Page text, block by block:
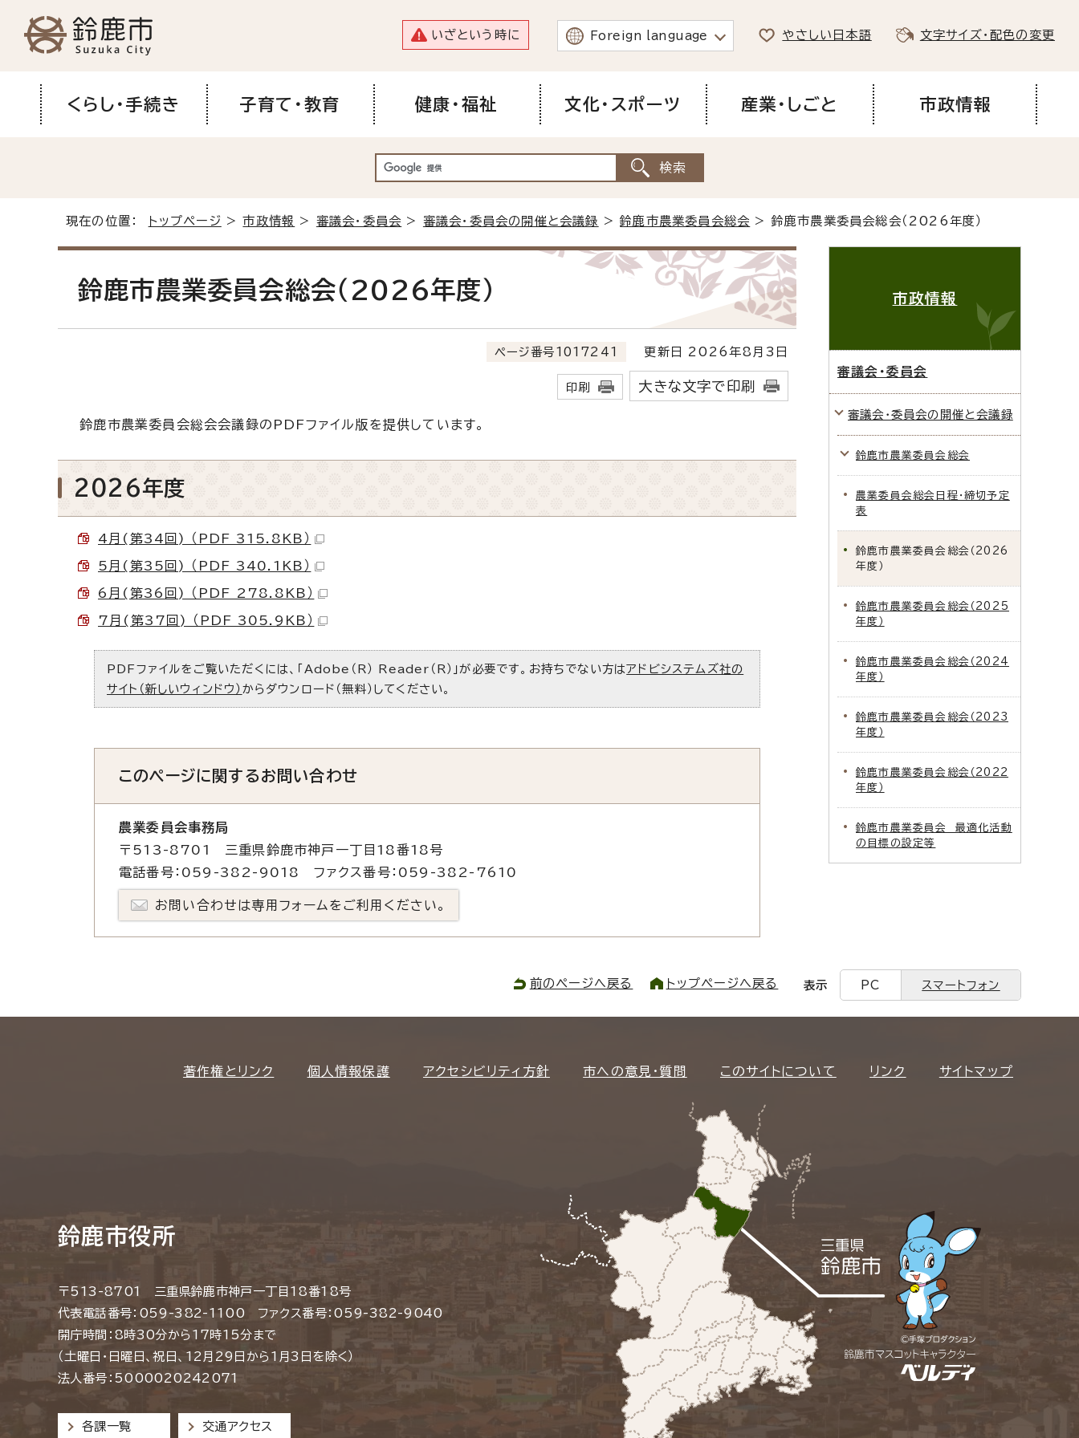
いざという時に Foreign language やさしい日本語 文字サイズ・配色の変更
くらし・手続き 子育て・教育 健康・福祉 文化・スポーツ 産業・しごと 市政情報
現在の位置： トップページ >市政情報 > 審議会・委員会 > 審議会・委員会の開催と会議録 >鈴鹿市農業委員会総会 > 鈴鹿市農業委員会総会（2026年度）
鈴鹿市農業委員会総会（2026年度）
ページ番号1017241 更新日 2026年8月3日
印刷 大きな文字で印刷
鈴鹿市農業委員会総会会議録のPDFファイル版を提供しています。
2026年度
4月(第34回) （PDF 315.8KB）
5月(第35回) （PDF 340.1KB）
6月(第36回) （PDF 278.8KB）
7月(第37回) （PDF 305.9KB）
PDFファイルをご覧いただくには、「Adobe（R） Reader（R）」が必要です。お持ちでない方はアドビシステムズ社の
サイト（新しいウィンドウ） からダウンロード（無料）してください。
このページに関するお問い合わせ
農業委員会事務局
〒513-8701 三重県鈴鹿市神戸一丁目18番18号
電話番号：059-382-9018 ファクス番号：059-382-7610
お問い合わせは専用フォームをご利用ください。
市政情報
審議会・委員会
審議会・委員会の開催と会議録
鈴鹿市農業委員会総会
農業委員会総会日程・締切予定
表
鈴鹿市農業委員会総会（2026
年度）
鈴鹿市農業委員会総会（2025
年度）
鈴鹿市農業委員会総会（2024
年度）
鈴鹿市農業委員会総会（2023
年度）
鈴鹿市農業委員会総会（2022
年度）
鈴鹿市農業委員会 最適化活動
の目標の設定等
前のページへ戻る トップページへ戻る 表示 PC スマートフォン
著作権とリンク 個人情報保護 アクセシビリティ方針 市への意見・質問 このサイトについて リンク サイトマップ
鈴鹿市役所
〒513-8701 三重県鈴鹿市神戸一丁目18番18号
代表電話番号：059-382-1100 ファクス番号：059-382-9040
開庁時間：8時30分から17時15分まで
（土曜日・日曜日、祝日、12月29日から1月3日を除く）
法人番号：5000020242071
各課一覧 交通アクセス